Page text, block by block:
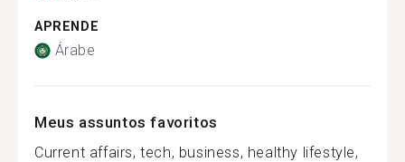
APRENDE
Árabe
Meus assuntos favoritos
Current affairs, tech, business, healthy lifestyle,